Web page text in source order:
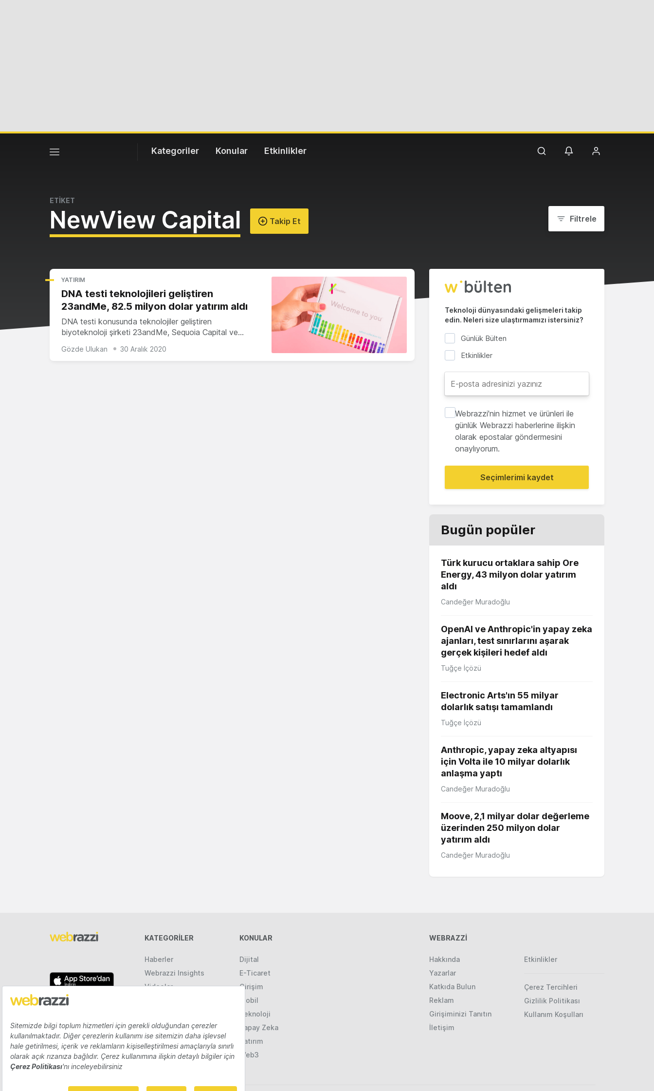
Kategoriler Konular Etkinlikler
ETİKET
NewView Capital Takip Et Filtrele
YATIRIM
DNA testi teknolojileri geliştiren
23andMe, 82.5 milyon dolar yatırım aldı
DNA testi konusunda teknolojiler geliştiren
biyoteknoloji şirketi 23andMe, Sequoia Capital ve…
Gözde Ulukan 30 Aralık 2020
Teknoloji dünyasındaki gelişmeleri takip
edin. Neleri size ulaştırmamızı istersiniz?
Günlük Bülten
Etkinlikler
Webrazzi'nin hizmet ve ürünleri ile
günlük Webrazzi haberlerine ilişkin
olarak epostalar göndermesini
onaylıyorum.
Seçimlerimi kaydet
Bugün popüler
Türk kurucu ortaklara sahip Ore
Energy, 43 milyon dolar yatırım
aldı
Candeğer Muradoğlu
OpenAI ve Anthropic'in yapay zeka
ajanları, test sınırlarını aşarak
gerçek kişileri hedef aldı
Tuğçe İçözü
Electronic Arts'ın 55 milyar
dolarlık satışı tamamlandı
Tuğçe İçözü
Anthropic, yapay zeka altyapısı
için Volta ile 10 milyar dolarlık
anlaşma yaptı
Candeğer Muradoğlu
Moove, 2,1 milyar dolar değerleme
üzerinden 250 milyon dolar
yatırım aldı
Candeğer Muradoğlu
KATEGORILER
Haberler
Webrazzi Insights
Videolar
KONULAR
Dijital
E-Ticaret
Girişim
Mobil
Teknoloji
Yapay Zeka
Yatırım
Web3
WEBRAZZİ
Hakkında
Yazarlar
Katkıda Bulun
Reklam
Girişiminizi Tanıtın
İletişim
Etkinlikler
Çerez Tercihleri
Gizlilik Politikası
Kullanım Koşulları